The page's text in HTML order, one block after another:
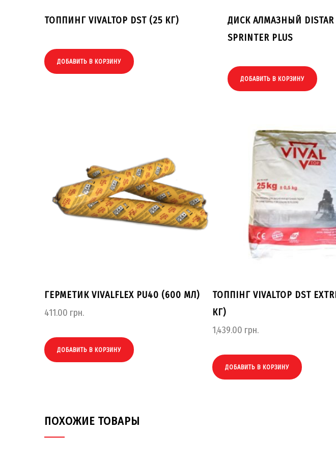
ТОППИНГ VIVALTOP DST (25 КГ)
ДОБАВИТЬ В КОРЗИНУ
ДИСК АЛМАЗНЫЙ
SPRINTER PLUS
ДОБАВИТЬ В КОРЗИНУ
ГЕРМЕТИК VIVALFLEX PU40 (600 МЛ)
411.00 грн.
ДОБАВИТЬ В КОРЗИНУ
ТОППІНГ VIVALTOP DST
КГ)
1,439.00 грн.
ДОБАВИТЬ В КОРЗИНУ
ПОХОЖИЕ ТОВАРЫ